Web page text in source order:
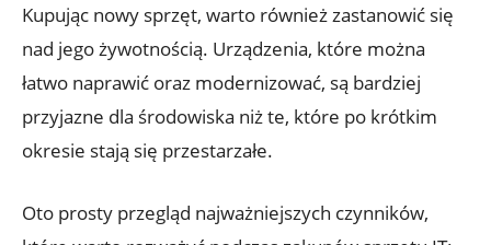
Kupując nowy sprzęt, warto również zastanowić się
nad jego żywotnością. Urządzenia, które można
łatwo naprawić oraz modernizować, są bardziej
przyjazne dla środowiska niż te, które po krótkim
okresie stają się przestarzałe.
Oto prosty przegląd najważniejszych czynników,